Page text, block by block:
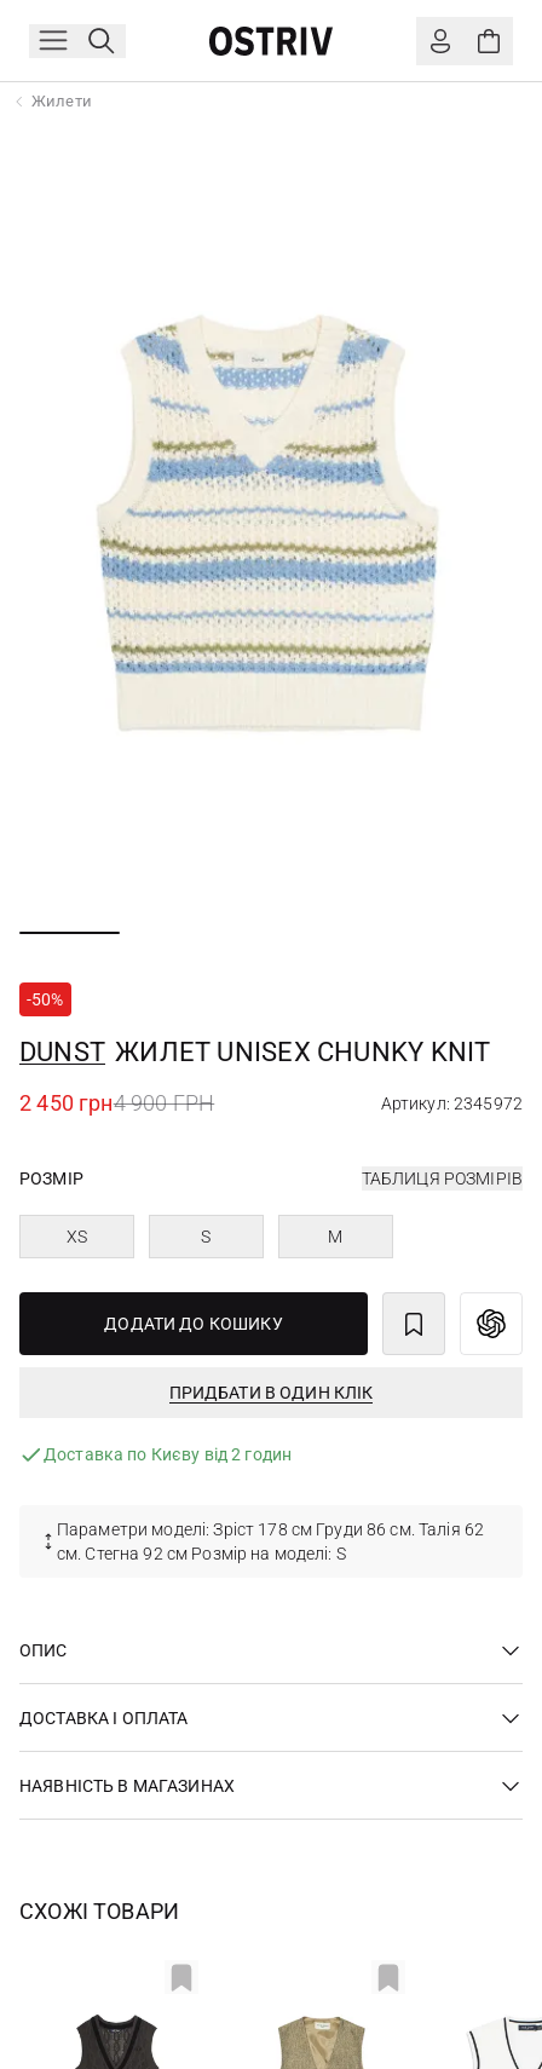
Жилети
-50%
DUNST ЖИЛЕТ UNISEX CHUNKY KNIT
2 450 грн4 900 ГРН Артикул: 2345972
РОЗМІР ТАБЛИЦЯ РОЗМІРІВ
XS S M
ДОДАТИ ДО КОШИКУ
ПРИДБАТИ В ОДИН КЛІК
Доставка по Києву від 2 годин
Параметри моделі: Зріст 178 см Груди 86 см. Талія 62
см. Стегна 92 см Розмір на моделі: S
ОПИС
ДОСТАВКА І ОПЛАТА
НАЯВНІСТЬ В МАГАЗИНАХ
СХОЖІ ТОВАРИ